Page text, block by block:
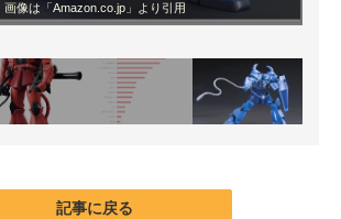
画像は「Amazon.co.jp」より引用
記事に戻る